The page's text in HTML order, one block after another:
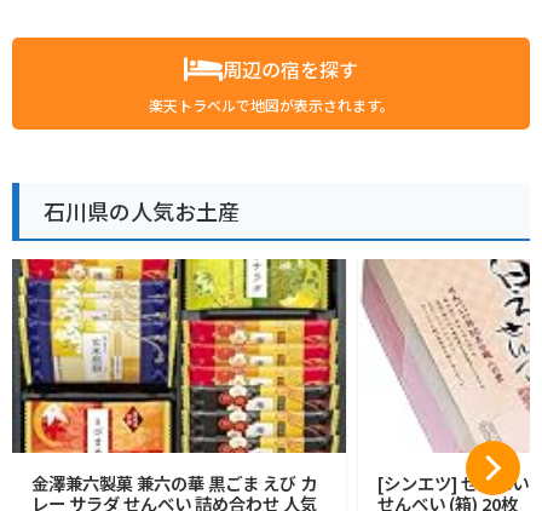
周辺の宿を探す
楽天トラベルで地図が表示されます。
石川県の人気お土産
金澤兼六製菓 兼六の華 黒ごま えび カ
レー サラダ せんべい 詰め合わせ 人気
[シンエツ] せんべい
せんべい (箱) 20枚